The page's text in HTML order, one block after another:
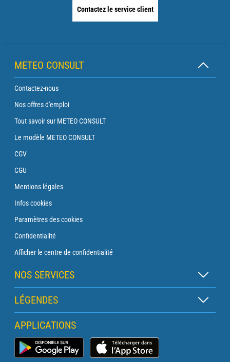
Contactez le service client
METEO CONSULT
Contactez-nous
Nos offres d'emploi
Tout savoir sur METEO CONSULT
Le modèle METEO CONSULT
CGV
CGU
Mentions légales
Infos cookies
Paramètres des cookies
Confidentialité
Afficher le centre de confidentialité
NOS SERVICES
Abonnement Zen
Abonnement Balise
Abonnement Traversée
Abonnement Phare
LÉGENDES
Légende des cartes
Légende des pictogrammes
Glossaire
APPLICATIONS
Application Météo Marine